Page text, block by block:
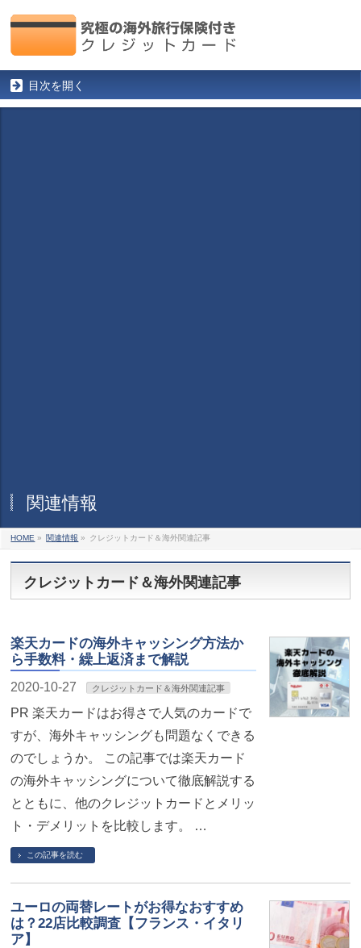
目次を開く
関連情報
HOME » 関連情報 » クレジットカード＆海外関連記事
クレジットカード＆海外関連記事
楽天カードの海外キャッシング方法か
ら手数料・繰上返済まで解説
2020-10-27 クレジットカード＆海外関連記事
PR 楽天カードはお得さで人気のカードで
すが、海外キャッシングも問題なくできる
のでしょうか。 この記事では楽天カード
の海外キャッシングについて徹底解説する
とともに、他のクレジットカードとメリッ
ト・デメリットを比較します。 …
この記事を読む
ユーロの両替レートがお得なおすすめ
は？22店比較調査【フランス・イタリ
ア】